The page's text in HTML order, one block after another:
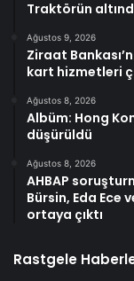
Traktörün
Ağustos 9, 2026
Ziraat
kart hizmetleri
Ağustos 8, 2026
Albüm: Hong
düşürüldü
Ağustos 8, 2026
AHBAP
Bürsin, Eda Ece
ortaya çıktı
Rastgele